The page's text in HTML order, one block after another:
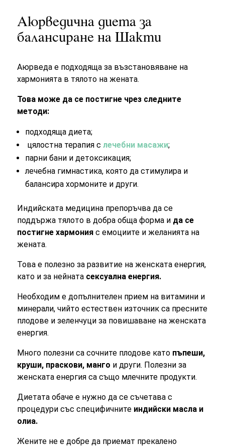
Аюрведична диета за
балансиране на Шакти
Аюрведа е подходяща за възстановяване на
хармонията в тялото на жената.
Това може да се постигне чрез следните
методи:
подходяща диета;
цялостна терапия слечебни масажи;
парни бани и детоксикация;
лечебна гимнастика, която да стимулира и
балансира хормоните и други.
Индийската медицина препоръчва да се
поддържа тялото в добра обща форма и да се
постигне хармонияс емоциите и желанията на
жената.
Това е полезно заразвитие на женската енергия,
като и за нейната сексуална енергия.
Необходим е допълнителен прием на витамини и
минерали, чийто естествен източник са пресните
плодове и зеленчуци за повишаване на женската
енергия.
Много полезни са сочните плодове като пъпеши,
круши, праскови, манго идруги. Полезни за
женската енергия са също млечните продукти.
Диетата обаче е нужно да се съчетава с
процедури със специфичните индийски масла и
олиа.
Жените не е добре да приемат прекалено